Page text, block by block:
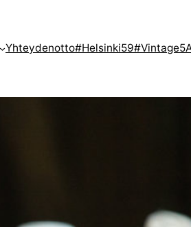
Yhteydenotto#Helsinki59#Vintage5